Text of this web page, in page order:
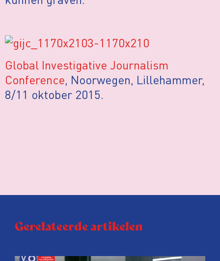
Global Investigative Journalism
Conference, Noorwegen, Lillehammer,
8/11 oktober 2015.
Gerelateerde artikelen